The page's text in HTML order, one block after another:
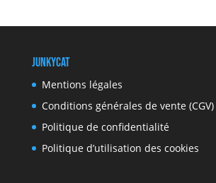
JunkyCat
Mentions légales
Conditions générales de vente (CGV)
Politique de confidentialité
Politique d’utilisation des cookies